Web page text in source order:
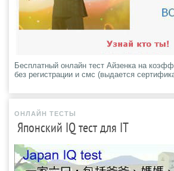
Бесплатный онлайн тест Айзенка на
без регистрации и смс (выдается
ОНЛАЙН ТЕСТЫ
Японский IQ тест для IT